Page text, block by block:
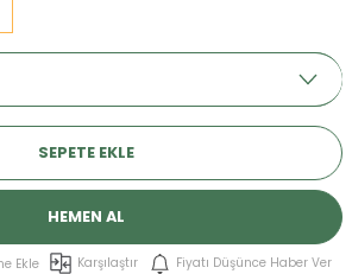
SEPETE EKLE
HEMEN AL
Karşılaştır Fiyatı Düşünce Haber Ver